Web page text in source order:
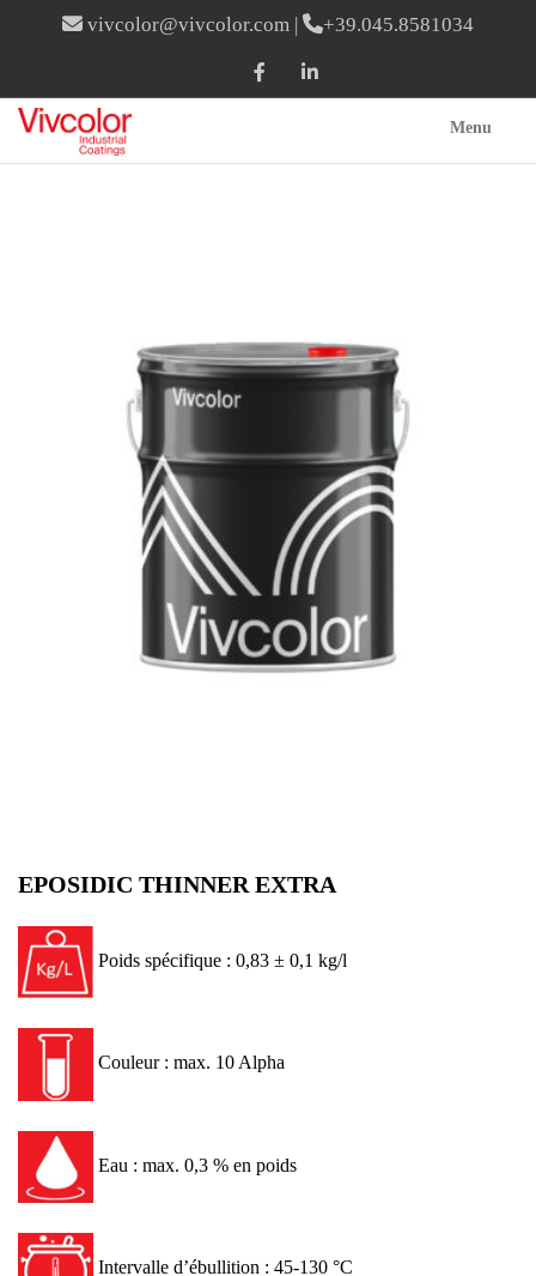
vivcolor@vivcolor.com | +39.045.8581034
Menu
EPOSIDIC THINNER EXTRA
Poids spécifique : 0,83 ± 0,1 kg/l
Couleur : max. 10 Alpha
Eau : max. 0,3 % en poids
Intervalle d’ébullition : 45-130 °C